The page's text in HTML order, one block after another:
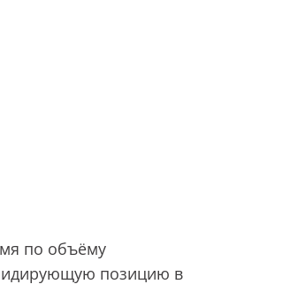
по объёму
позицию в